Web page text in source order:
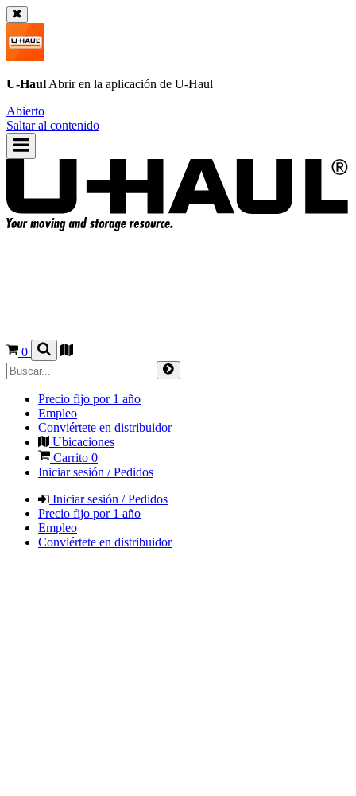
U-Haul Abrir en la aplicación de U-Haul
Abierto
Saltar al contenido
0
Precio fijo por 1 año
Empleo
Conviértete en distribuidor
Ubicaciones
Carrito 0
Iniciar sesión / Pedidos
Iniciar sesión / Pedidos
Precio fijo por 1 año
Empleo
Conviértete en distribuidor